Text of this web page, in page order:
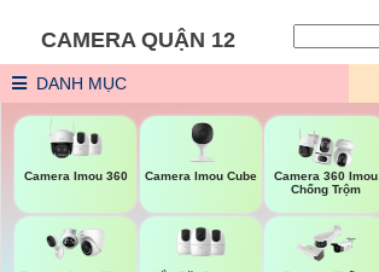
CAMERA QUẬN 12
DANH MỤC
Camera Imou 360 Camera Imou Cube
Camera 360 Imou
Chống Trộm